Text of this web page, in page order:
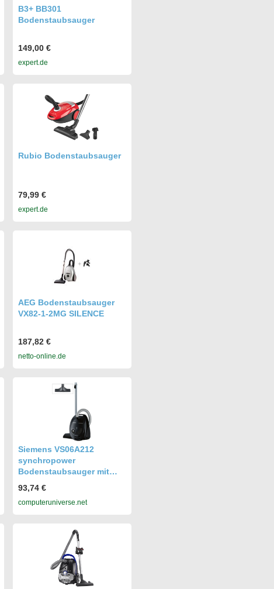
B3+ BB301
Bodenstaubsauger
149,00 €
expert.de
Rubio Bodenstaubsauger
79,99 €
expert.de
AEG Bodenstaubsauger
VX82-1-2MG SILENCE
187,82 €
netto-online.de
Siemens VS06A212
synchropower
Bodenstaubsauger mit
93,74 €
computeruniverse.net